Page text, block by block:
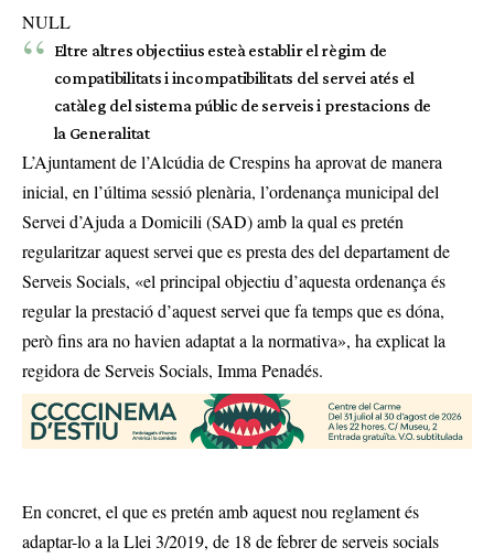
NULL
Eltre altres objectiius esteà establir el règim de
compatibilitats i incompatibilitats del servei atés el
catàleg del sistema públic de serveis i prestacions de
la Generalitat
L’Ajuntament de l’Alcúdia de Crespins ha aprovat de manera
inicial, en l’última sessió plenària, l’ordenança municipal del
Servei d’Ajuda a Domicili (SAD) amb la qual es pretén
regularitzar aquest servei que es presta des del departament de
Serveis Socials, «el principal objectiu d’aquesta ordenança és
regular la prestació d’aquest servei que fa temps que es dóna,
però fins ara no havien adaptat a la normativa», ha explicat la
regidora de Serveis Socials, Imma Penadés.
En concret, el que es pretén amb aquest nou reglament és
adaptar-lo a la Llei 3/2019, de 18 de febrer de serveis socials